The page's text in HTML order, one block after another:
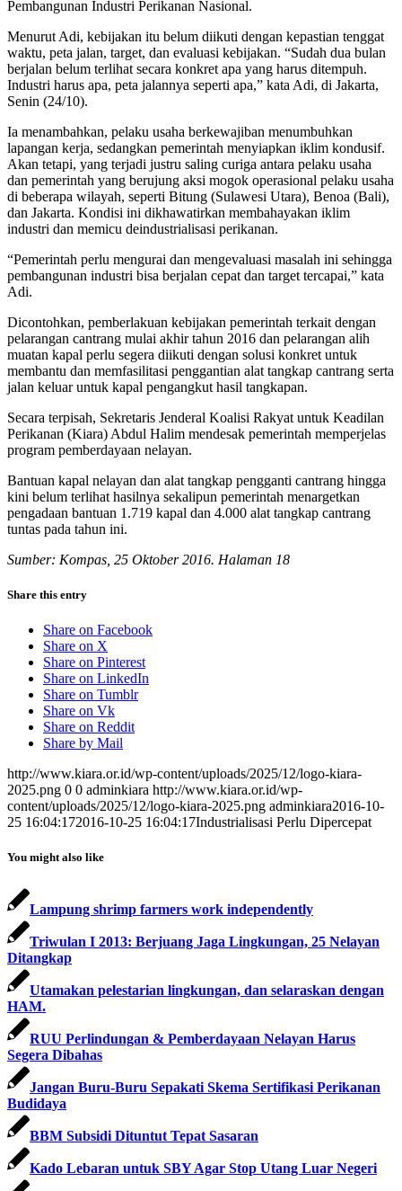
Pembangunan Industri Perikanan Nasional.
Menurut Adi, kebijakan itu belum diikuti dengan kepastian tenggat
waktu, peta jalan, target, dan evaluasi kebijakan. “Sudah dua bulan
berjalan belum terlihat secara konkret apa yang harus ditempuh.
Industri harus apa, peta jalannya seperti apa,” kata Adi, di Jakarta,
Senin (24/10).
Ia menambahkan, pelaku usaha berkewajiban menumbuhkan
lapangan kerja, sedangkan pemerintah menyiapkan iklim kondusif.
Akan tetapi, yang terjadi justru saling curiga antara pelaku usaha
dan pemerintah yang berujung aksi mogok operasional pelaku usaha
di beberapa wilayah, seperti Bitung (Sulawesi Utara), Benoa (Bali),
dan Jakarta. Kondisi ini dikhawatirkan membahayakan iklim
industri dan memicu deindustrialisasi perikanan.
“Pemerintah perlu mengurai dan mengevaluasi masalah ini sehingga
pembangunan industri bisa berjalan cepat dan target tercapai,” kata
Adi.
Dicontohkan, pemberlakuan kebijakan pemerintah terkait dengan
pelarangan cantrang mulai akhir tahun 2016 dan pelarangan alih
muatan kapal perlu segera diikuti dengan solusi konkret untuk
membantu dan memfasilitasi penggantian alat tangkap cantrang serta
jalan keluar untuk kapal pengangkut hasil tangkapan.
Secara terpisah, Sekretaris Jenderal Koalisi Rakyat untuk Keadilan
Perikanan (Kiara) Abdul Halim mendesak pemerintah memperjelas
program pemberdayaan nelayan.
Bantuan kapal nelayan dan alat tangkap pengganti cantrang hingga
kini belum terlihat hasilnya sekalipun pemerintah menargetkan
pengadaan bantuan 1.719 kapal dan 4.000 alat tangkap cantrang
tuntas pada tahun ini.
Sumber: Kompas, 25 Oktober 2016. Halaman 18
Share this entry
Share on Facebook
Share on X
Share on Pinterest
Share on LinkedIn
Share on Tumblr
Share on Vk
Share on Reddit
Share by Mail
http://www.kiara.or.id/wp-content/uploads/2025/12/logo-kiara-
2025.png 0 0 adminkiara http://www.kiara.or.id/wp-
content/uploads/2025/12/logo-kiara-2025.png adminkiara2016-10-
25 16:04:172016-10-25 16:04:17Industrialisasi Perlu Dipercepat
You might also like
Lampung shrimp farmers work independently
Triwulan I 2013: Berjuang Jaga Lingkungan, 25 Nelayan
Ditangkap
Utamakan pelestarian lingkungan, dan selaraskan dengan
HAM.
RUU Perlindungan & Pemberdayaan Nelayan Harus
Segera Dibahas
Jangan Buru-Buru Sepakati Skema Sertifikasi Perikanan
Budidaya
BBM Subsidi Dituntut Tepat Sasaran
Kado Lebaran untuk SBY Agar Stop Utang Luar Negeri